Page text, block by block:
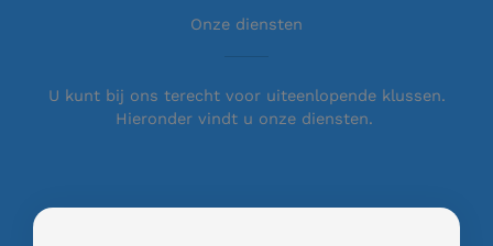
Onze diensten
U kunt bij ons terecht voor uiteenlopende klussen.
Hieronder vindt u onze diensten.